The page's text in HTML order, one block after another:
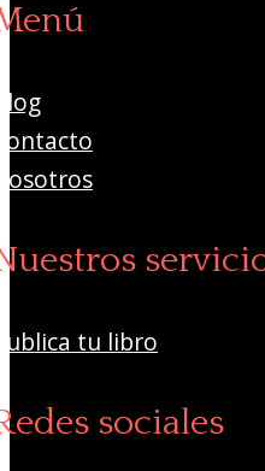
tu libro
sociales